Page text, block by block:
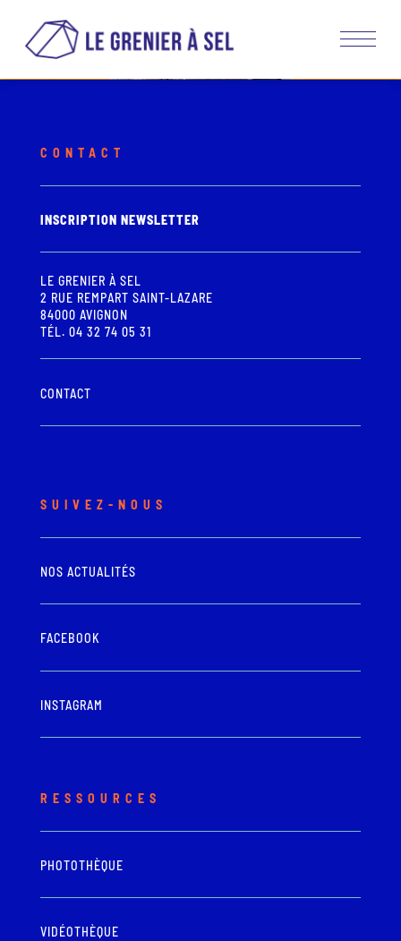
CONTACT
INSCRIPTION NEWSLETTER
LE GRENIER À SEL
2 RUE REMPART SAINT-LAZARE
84000 AVIGNON
TÉL. 04 32 74 05 31
CONTACT
SUIVEZ-NOUS
NOS ACTUALITÉS
FACEBOOK
INSTAGRAM
RESSOURCES
PHOTOTHÈQUE
VIDÉOTHÈQUE